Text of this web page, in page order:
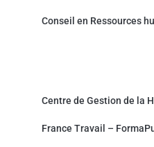
Conseil en Ressources
Centre de Gestion de la
France Travail –